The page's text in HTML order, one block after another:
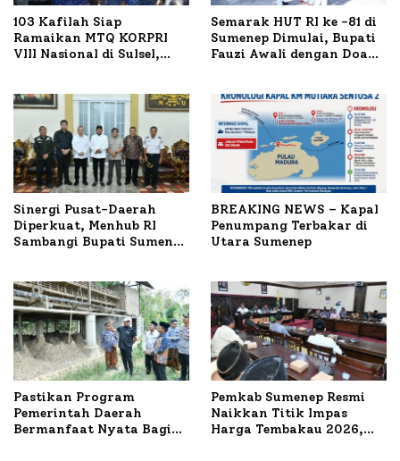
103 Kafilah Siap
Ramaikan MTQ KORPRI
VIII Nasional di Sulsel,
Semarak HUT RI ke -81 di
Sumenep Dimulai, Bupati
Fauzi Awali dengan Doa
Sinergi Pusat-Daerah
Diperkuat, Menhub RI
Sambangi Bupati Sumenep
BREAKING NEWS – Kapal
Penumpang Terbakar di
Utara Sumenep
Pastikan Program
Pemerintah Daerah
Bermanfaat Nyata Bagi
Pemkab Sumenep Resmi
Naikkan Titik Impas
Harga Tembakau 2026,